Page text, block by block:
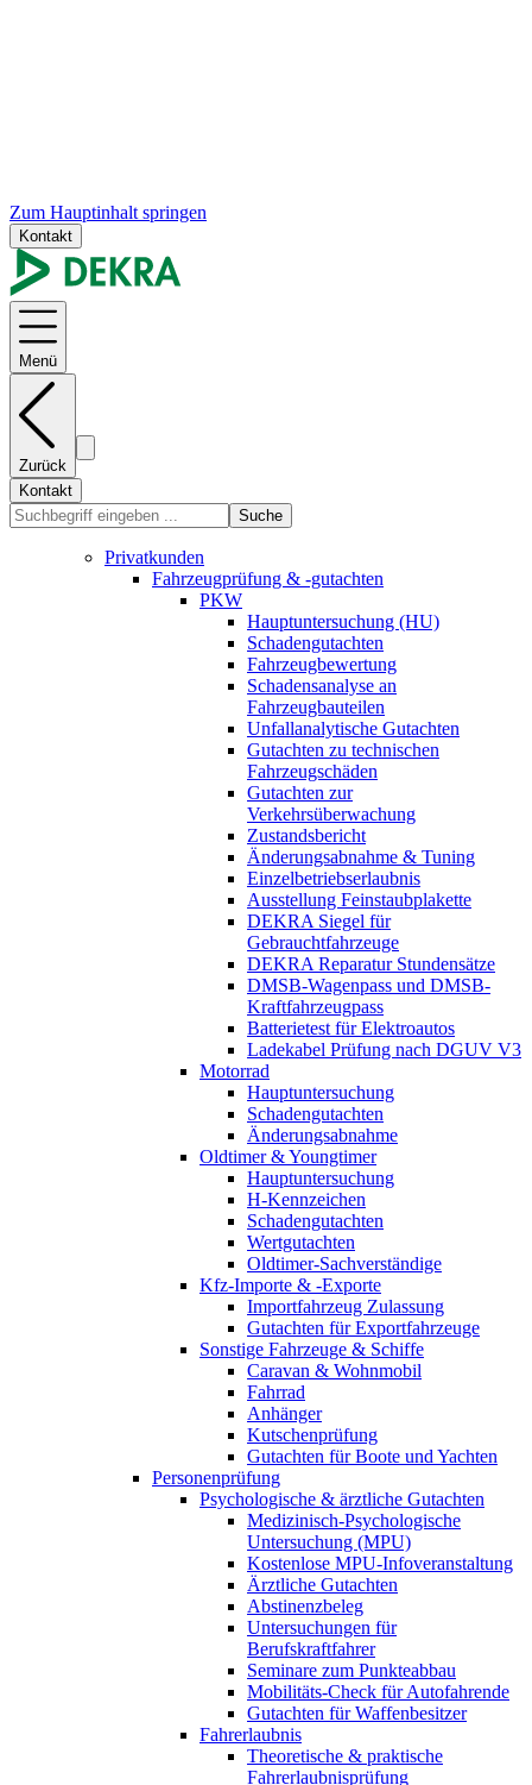
Zum Hauptinhalt springen
Kontakt
Menü
Zurück
Kontakt
Suche
Privatkunden
Fahrzeugprüfung & -gutachten
PKW
Hauptuntersuchung (HU)
Schadengutachten
Fahrzeugbewertung
Schadensanalyse an
Fahrzeugbauteilen
Unfallanalytische Gutachten
Gutachten zu technischen
Fahrzeugschäden
Gutachten zur
Verkehrsüberwachung
Zustandsbericht
Änderungsabnahme & Tuning
Einzelbetriebserlaubnis
Ausstellung Feinstaubplakette
DEKRA Siegel für
Gebrauchtfahrzeuge
DEKRA Reparatur Stundensätze
DMSB-Wagenpass und DMSB-
Kraftfahrzeugpass
Batterietest für Elektroautos
Ladekabel Prüfung nach DGUV V3
Motorrad
Hauptuntersuchung
Schadengutachten
Änderungsabnahme
Oldtimer & Youngtimer
Hauptuntersuchung
H-Kennzeichen
Schadengutachten
Wertgutachten
Oldtimer-Sachverständige
Kfz-Importe & -Exporte
Importfahrzeug Zulassung
Gutachten für Exportfahrzeuge
Sonstige Fahrzeuge & Schiffe
Caravan & Wohnmobil
Fahrrad
Anhänger
Kutschenprüfung
Gutachten für Boote und Yachten
Personenprüfung
Psychologische & ärztliche Gutachten
Medizinisch-Psychologische
Untersuchung (MPU)
Kostenlose MPU-Infoveranstaltung
Ärztliche Gutachten
Abstinenzbeleg
Untersuchungen für
Berufskraftfahrer
Seminare zum Punkteabbau
Mobilitäts-Check für Autofahrende
Gutachten für Waffenbesitzer
Fahrerlaubnis
Theoretische & praktische
Fahrerlaubnisprüfung